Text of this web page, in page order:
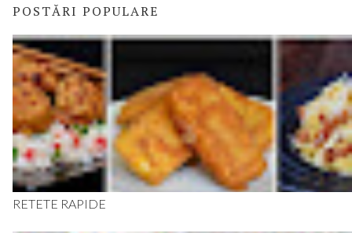
POSTĂRI POPULARE
RETETE RAPIDE